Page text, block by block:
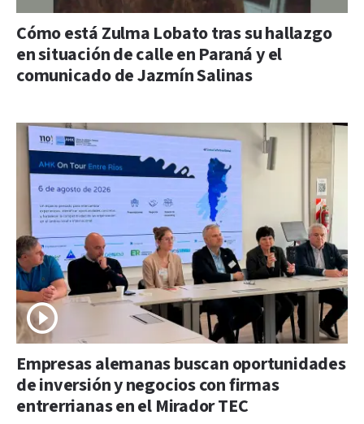
Cómo está Zulma Lobato tras su hallazgo
en situación de calle en Paraná y el
comunicado de Jazmín Salinas
Empresas alemanas buscan oportunidades
de inversión y negocios con firmas
entrerrianas en el Mirador TEC